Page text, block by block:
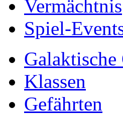
Vermächtnis
Spiel-
Galaktische
Klassen
Gefährten